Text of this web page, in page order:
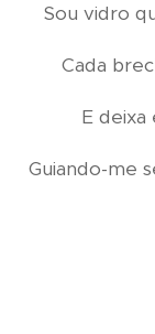
Sou vidro
Cada
E deixa
Guiando-me